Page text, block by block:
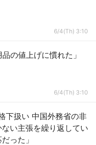
6/4(Th) 3:10
の値上げに慣れた」
6/4(Th) 3:10
下扱い 中国外務省の非
い主張を繰り返してい
った」